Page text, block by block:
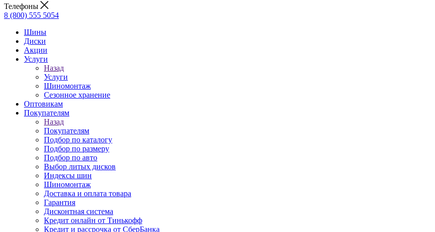
Телефоны
8 (800) 555 5054
Шины
Диски
Акции
Услуги
Назад
Услуги
Шиномонтаж
Сезонное хранение
Оптовикам
Покупателям
Назад
Покупателям
Подбор по каталогу
Подбор по размеру
Подбор по авто
Выбор литых дисков
Индексы шин
Шиномонтаж
Доставка и оплата товара
Гарантия
Дисконтная система
Кредит онлайн от Тинькофф
Кредит и рассрочка от СберБанка